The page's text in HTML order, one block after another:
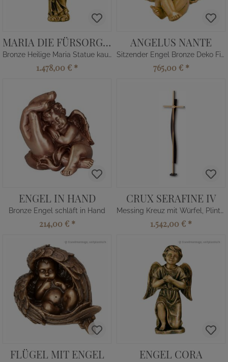
MARIA DIE FÜRSORGLICHE
Bronze Heilige Maria Statue kaufen
1.478,00 € *
ANGELUS NANTE
Sitzender Engel Bronze Deko Figur
765,00 € *
ENGEL IN HAND
Bronze Engel schläft in Hand
214,00 € *
CRUX SERAFINE IV
Messing Kreuz mit Würfel, Plinthe
1.542,00 € *
FLÜGEL MIT ENGEL ENGEL CORA